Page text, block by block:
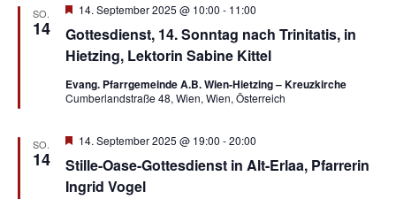
SO.
14
Gottesdienst, 14. Sonntag nach Trinitatis, in
Hietzing, Lektorin Sabine Kittel
Hervorgehoben
14. September 2025 @ 10:00 - 11:00
Evang. Pfarrgemeinde A.B. Wien-Hietzing – Kreuzkirche
Cumberlandstraße 48, Wien, Wien, Österreich
SO.
14
Stille-Oase-Gottesdienst in Alt-Erlaa, Pfarrerin
Ingrid Vogel
Hervorgehoben
14. September 2025 @ 19:00 -20:00